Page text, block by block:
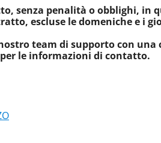
senza penalità o obblighi, in
escluse le domeniche e i
team di supporto con
le informazioni di contatto.